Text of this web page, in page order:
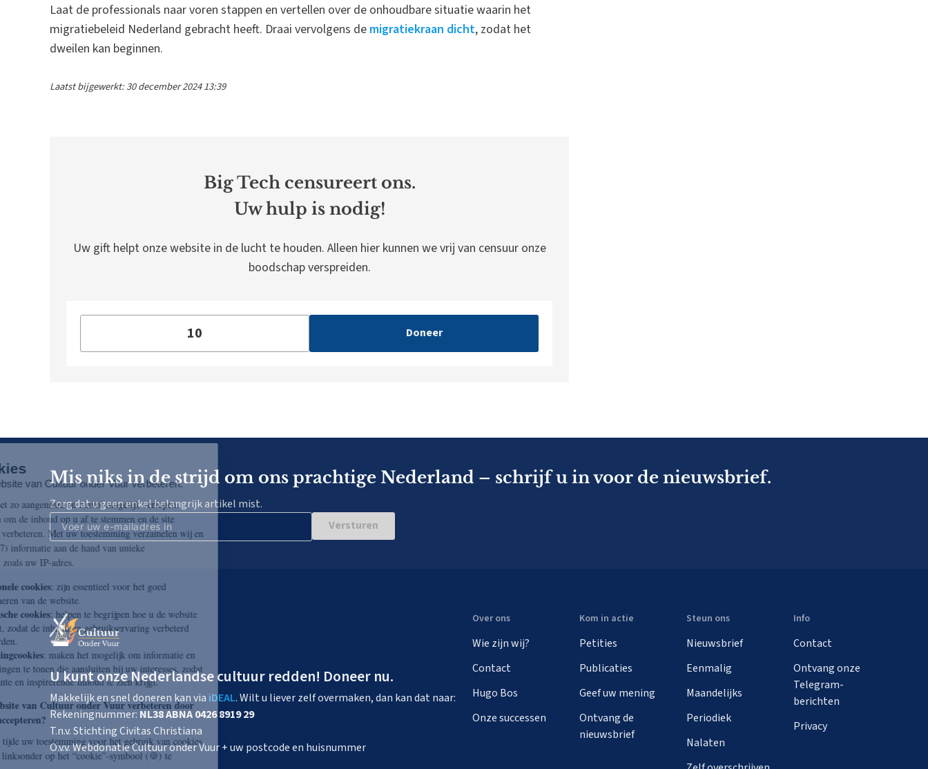
Laat de professionals naar voren stappen en vertellen over de onhoudbare situatie waarin het
migratiebeleid Nederland gebracht heeft. Draai vervolgens de migratiekraan dicht, zodat het
dweilen kan beginnen.
Laatst bijgewerkt: 30 december 2024 13:39
Big Tech censureert ons.
Uw hulp is nodig!
Uw gift helpt onze website in de lucht te houden. Alleen hier kunnen we vrij van censuur onze
boodschap verspreiden.
Doneer
Mis niks in de strijd om ons prachtige Nederland – schrijf u in voor de nieuwsbrief.
Zorg dat u geen enkel belangrijk artikel mist.
Versturen
U kunt onze Nederlandse cultuur redden! Doneer nu.
Makkelijk en snel doneren kan via iDEAL. Wilt u liever zelf overmaken, dan kan dat naar:
Rekeningnummer: NL38 ABNA 0426 8919 29
T.n.v. Stichting Civitas Christiana
O.v.v. Webdonatie Cultuur onder Vuur + uw postcode en huisnummer
Over ons
Wie zijn wij?
Contact
Hugo Bos
Onze successen
Kom in actie
Petities
Publicaties
Geef uw mening
Ontvang de
nieuwsbrief
Steun ons
Nieuwsbrief
Eenmalig
Maandelijks
Periodiek
Nalaten
Info
Contact
Ontvang onze
Telegram-
berichten
Privacy